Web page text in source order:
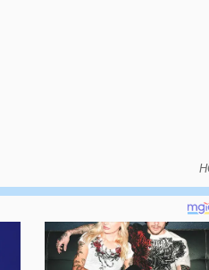
chứng quyền có bảo